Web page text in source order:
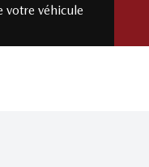
votre véhicule